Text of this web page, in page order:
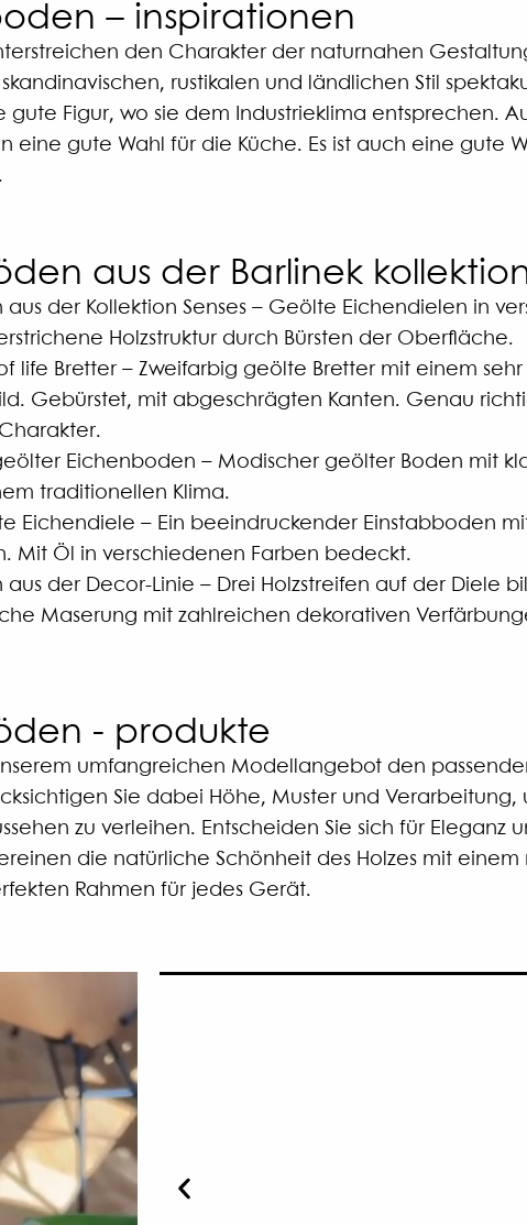
– inspirationen
den Charakter der naturnahen
rustikalen und ländlichen Stil
gute Figur, wo sie dem Industrieklima entsprechen.
eine gute Wahl für die Küche. Es ist auch eine gute
aus der Barlinek
der Kollektion Senses – Geölte Eichendielen in
Holzstruktur durch Bürsten der Oberfläche.
life Bretter – Zweifarbig geölte Bretter mit einem
Gebürstet, mit abgeschrägten Kanten. Genau
Eichenboden – Modischer geölter Boden mit
traditionellen Klima.
Eichendiele – Ein beeindruckender Einstabboden
Mit Öl in verschiedenen Farben bedeckt.
der Decor-Linie – Drei Holzstreifen auf der Diele
Maserung mit zahlreichen dekorativen
- produkte
umfangreichen Modellangebot den
Sie dabei Höhe, Muster und Verarbeitung,
zu verleihen. Entscheiden Sie sich für Eleganz
die natürliche Schönheit des Holzes mit
Rahmen für jedes Gerät.